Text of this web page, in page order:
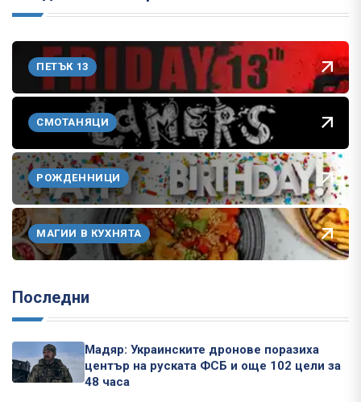
ПЕТЪК 13
СМОТАНЯЦИ
РОЖДЕННИЦИ
МАГИИ В КУХНЯТА
Последни
Мадяр: Украинските дронове поразиха
център на руската ФСБ и още 102 цели за
48 часа